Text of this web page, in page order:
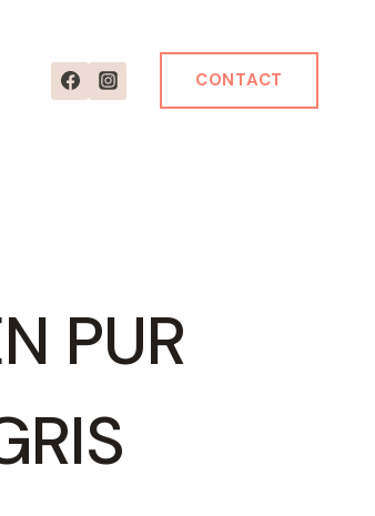
CONTACT
PUR